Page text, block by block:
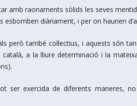
amb raonaments sòlids les seves
esbomben diàriament, i per on haurien
però també col·lectius, i aquests són
a la lliure determinació i la
ser exercida de diferents maneres,